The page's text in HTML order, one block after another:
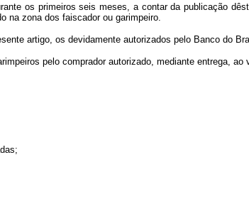
os primeiros seis meses, a contar da publicação
na zona dos faiscador ou garimpeiro.
artigo, os devidamente autorizados pelo Banco do
pelo comprador autorizado, mediante entrega,